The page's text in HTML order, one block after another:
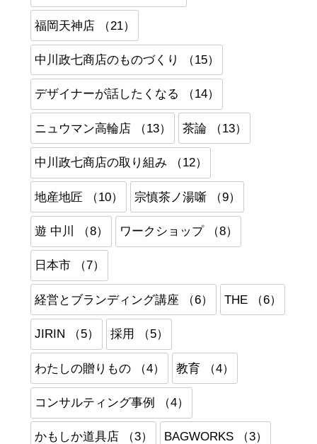
福岡天神店 （21）
中川政七商店のものづくり （15）
デザイナーが話したくなる （14）
ニュウマン高輪店 （13） 茶論 （13）
中川政七商店の取り組み （12）
地産地匠 （10） 宗慎茶ノ湯噺 （9）
遊 中川 （8） ワークショップ （8）
日本市 （7）
経営とブランディング講座 （6） THE （6）
JIRIN （5） 採用 （5）
わたしの贈りもの （4） 教育 （4）
コンサルティング事例 （4）
かもしか道具店 （3） BAGWORKS （3）